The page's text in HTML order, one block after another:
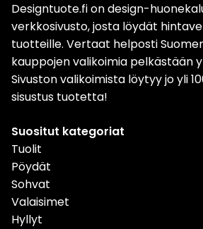
Designtuote.fi on design-
verkkosivusto, josta löydät
tuotteille. Vertaat helposti
kauppojen valikoimia pelkästään
Sivuston valikoimista löytyy jo yli
sisustus tuotetta!
Suositut kategoriat
Tuolit
Pöydät
Sohvat
Valaisimet
Hyllyt